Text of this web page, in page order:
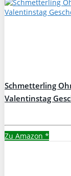
Schmetterling
Valentinstag
Zu Amazon *